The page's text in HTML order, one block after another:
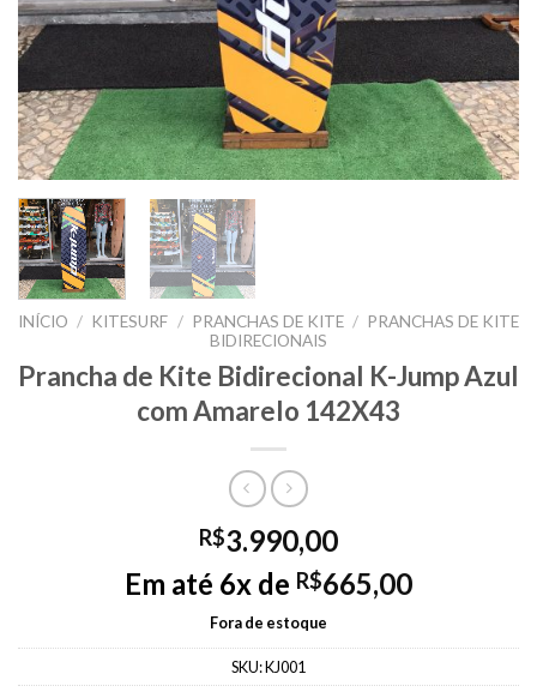
INÍCIO / KITESURF / PRANCHAS DE KITE / PRANCHAS DE KITE
BIDIRECIONAIS
Prancha de Kite Bidirecional K-Jump Azul
com Amarelo 142X43
R$3.990,00
Em até 6x de R$665,00
Fora de estoque
SKU:KJ001